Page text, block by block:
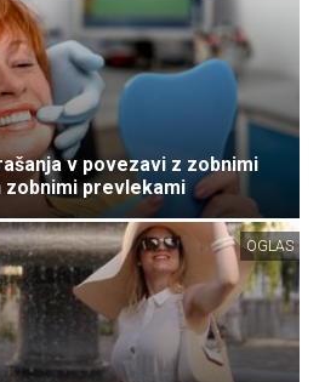
v povezavi z zobnimi
zobnimi prevlekami
OGLAS